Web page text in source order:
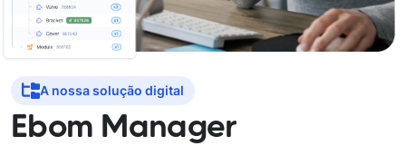
A nossa solução digital
Ebom Manager